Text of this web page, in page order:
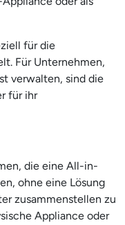
für die
Für Unternehmen,
verwalten, sind die
für ihr
die eine All-in-
ohne eine Lösung
zusammenstellen zu
Appliance oder